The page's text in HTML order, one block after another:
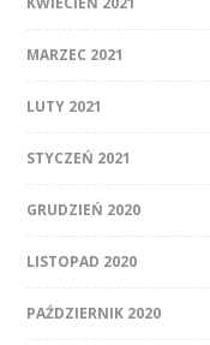
MARZEC 2021
LUTY 2021
STYCZEŃ 2021
GRUDZIEŃ 2020
LISTOPAD 2020
PAŹDZIERNIK 2020